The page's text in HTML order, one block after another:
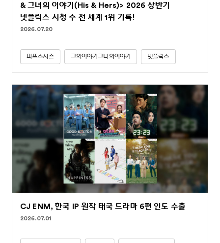
& 그녀의 이야기(His & Hers)> 2026 상반기
넷플릭스 시청 수 전 세계 1위 기록!
2026.07.20
피프스시즌 그의이야기그녀의이야기 넷플릭스
CJ ENM, 한국 IP 원작 태국 드라마 6편 인도 수출
2026.07.01